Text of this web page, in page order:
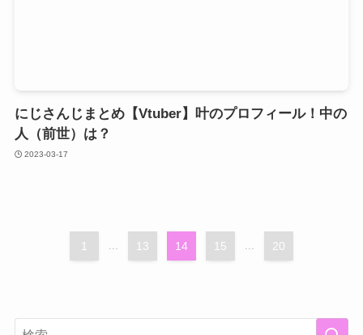
にじさんじまとめ【Vtuber】叶のプロフィール！中の
人（前世）は？
2023-03-17
1 ... 13 14 15 ... 20